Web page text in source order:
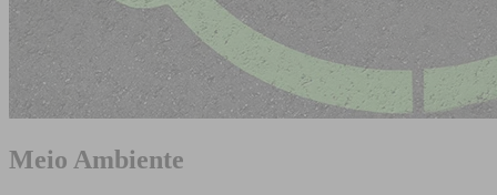
Meio Ambiente